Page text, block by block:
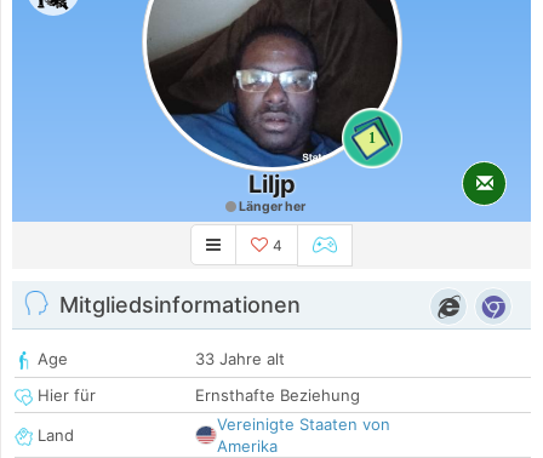
1
Liljp
Länger her
4
Mitgliedsinformationen
Age
33 Jahre alt
Hier für
Ernsthafte Beziehung
Land
Vereinigte Staaten von
Amerika